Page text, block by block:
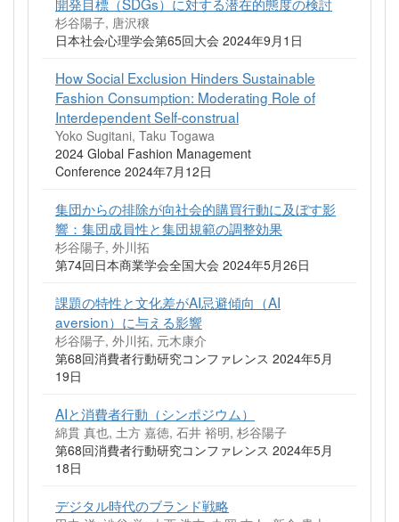
杉谷陽子, 唐沢穣
日本社会心理学会第65回大会 2024年9月1日
How Social Exclusion Hinders Sustainable
Fashion Consumption: Moderating Role of
Interdependent Self-construal
Yoko Sugitani, Taku Togawa
2024 Global Fashion Management
Conference 2024年7月12日
集団からの排除が向社会的購買行動に及ぼす影
響：集団成員性と集団規範の調整効果
杉谷陽子, 外川拓
第74回日本商業学会全国大会 2024年5月26日
課題の特性と文化差がAI忌避傾向（AI
aversion）に与える影響
杉谷陽子, 外川拓, 元木康介
第68回消費者行動研究コンファレンス 2024年5月
19日
AIと消費者行動（シンポジウム）
綿貫 真也, 土方 嘉徳, 石井 裕明, 杉谷陽子
第68回消費者行動研究コンファレンス 2024年5月
18日
デジタル時代のブランド戦略